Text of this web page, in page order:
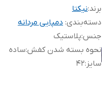
برند:نیکتا
دسته‌بندی: دمپایی مردانه
جنس:پلاستیک
نحوه بسته شدن کفش:ساده
سایز :
42